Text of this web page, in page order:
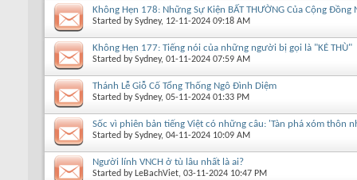
Không Hẹn 178: Những Sự Kiện BẤT THƯỜNG Của Cộng Đồng
Started bySydney, 12-11-2024 09:18 AM
Không Hẹn 177: Tiếng nói của những người bị gọi là "KẺ THÙ"
Started bySydney, 01-11-2024 07:59 AM
Thánh Lễ Giỗ Cố Tổng Thống Ngô Đình Diệm
Started bySydney, 05-11-2024 01:33 PM
Sốc vì phiên bản tiếng Việt có những câu: 'Tàn phá xóm thôn
Started bySydney, 04-11-2024 10:09 AM
Người lính VNCH ở tù lâu nhất là ai?
Started by LeBachViet, 03-11-2024 10:47 PM